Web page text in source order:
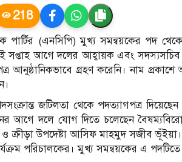
218
পার্টির (এনসিপি) মুখ্য সমন্বয়কের পদ
সপ্তাহ আগে দলের আহ্বায়ক এবং
আনুষ্ঠানিকভাবে গ্রহণ করেনি। নাম
জটিলতা থেকে পদত্যাগপত্র
আগে দলে যোগ দিতে চলেছেন
ক্রীড়া উপদেষ্টা আসিফ মাহমুদ সজীব ভূঁইয়া।
পরিচালকের। মুখ্য সমন্বয়কের এ পদটিতে